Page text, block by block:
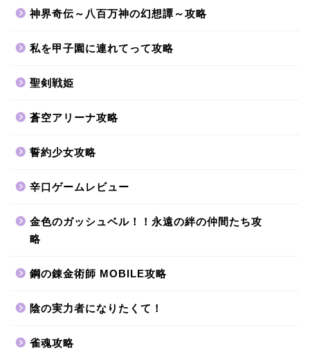
神界奇伝～八百万神の幻想譚～攻略
私を甲子園に連れてって攻略
聖剣戦姫
蒼空アリーナ攻略
誓約少女攻略
辛口ゲームレビュー
金色のガッシュベル！！永遠の絆の仲間たち攻
略
鋼の錬金術師 MOBILE攻略
陰の実力者になりたくて！
雀魂攻略